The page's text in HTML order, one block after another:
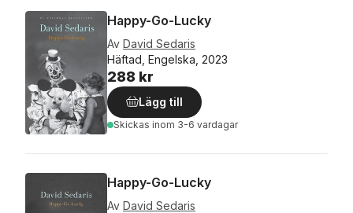
Happy-Go-Lucky
Av David Sedaris
Häftad, Engelska, 2023
288 kr
Lägg till
Skickas inom 3-6 vardagar
Happy-Go-Lucky
Av David Sedaris